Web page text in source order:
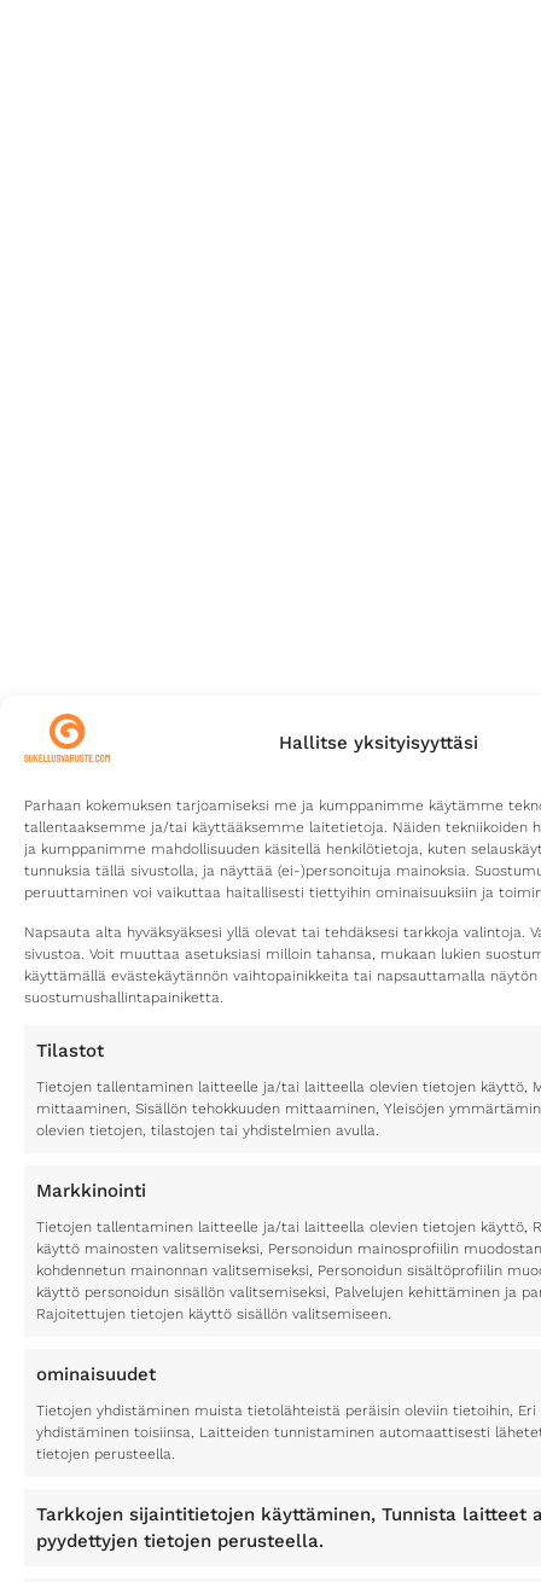
Hallitse yksityisyyttäsi
Parhaan kokemuksen tarjoamiseksi me ja kumppanimme käytämme
tallentaaksemme ja/tai käyttääksemme laitetietoja. Näiden tekniikoiden
ja kumppanimme mahdollisuuden käsitellä henkilötietoja, kuten
tunnuksia tällä sivustolla, ja näyttää (ei-)personoituja mainoksia.
peruuttaminen voi vaikuttaa haitallisesti tiettyihin ominaisuuksiin ja
Napsauta alta hyväksyäksesi yllä olevat tai tehdäksesi tarkkoja valintoja.
sivustoa. Voit muuttaa asetuksiasi milloin tahansa, mukaan lukien
käyttämällä evästekäytännön vaihtopainikkeita tai napsauttamalla näytön
suostumushallintapainiketta.
Tilastot
Tietojen tallentaminen laitteelle ja/tai laitteella olevien tietojen käyttö,
mittaaminen, Sisällön tehokkuuden mittaaminen, Yleisöjen
olevien tietojen, tilastojen tai yhdistelmien avulla.
Markkinointi
Tietojen tallentaminen laitteelle ja/tai laitteella olevien tietojen käyttö,
käyttö mainosten valitsemiseksi, Personoidun mainosprofiilin
kohdennetun mainonnan valitsemiseksi, Personoidun sisältöprofiilin
käyttö personoidun sisällön valitsemiseksi, Palvelujen kehittäminen ja
Rajoitettujen tietojen käyttö sisällön valitsemiseen.
ominaisuudet
Tietojen yhdistäminen muista tietolähteistä peräisin oleviin tietoihin,
yhdistäminen toisiinsa, Laitteiden tunnistaminen automaattisesti
tietojen perusteella.
Tarkkojen sijaintitietojen käyttäminen, Tunnista laitteet
pyydettyjen tietojen perusteella.